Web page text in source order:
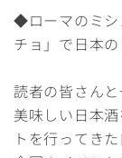
◆ローマのミシ
チョ」で日本の
読者の皆さん
美味しい日本
トを行ってき